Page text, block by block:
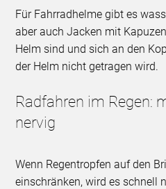
Für Fahrradhelme gibt es
aber auch Jacken mit
Helm sind und sich an den
der Helm nicht getragen wird.
Radfahren im Regen:
nervig
Wenn Regentropfen auf den
einschränken, wird es schnell